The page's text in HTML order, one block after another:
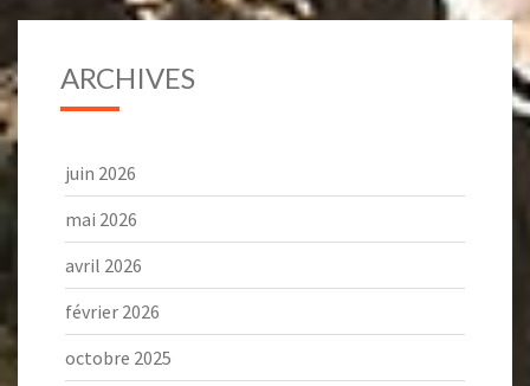
ARCHIVES
juin 2026
mai 2026
avril 2026
février 2026
octobre 2025